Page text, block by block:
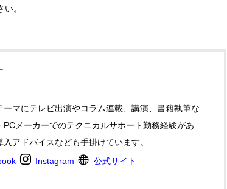
。
ーマにテレビ出演やコラム連載、講演、書籍執筆な
PCメーカーでのテクニカルサポート勤務経験があ
入アドバイスなども手掛けています。
Instagram 公式サイト